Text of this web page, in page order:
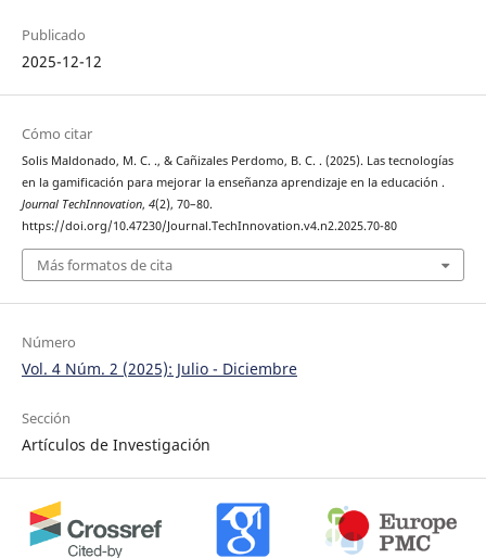
Publicado
2025-12-12
Cómo citar
Solis Maldonado, M. C. ., & Cañizales Perdomo, B. C. . (2025). Las tecnologías
en la gamificación para mejorar la enseñanza aprendizaje en la educación .
Journal TechInnovation, 4(2), 70–80.
https://doi.org/10.47230/Journal.TechInnovation.v4.n2.2025.70-80
Más formatos de cita
Número
Vol. 4 Núm. 2 (2025): Julio - Diciembre
Sección
Artículos de Investigación